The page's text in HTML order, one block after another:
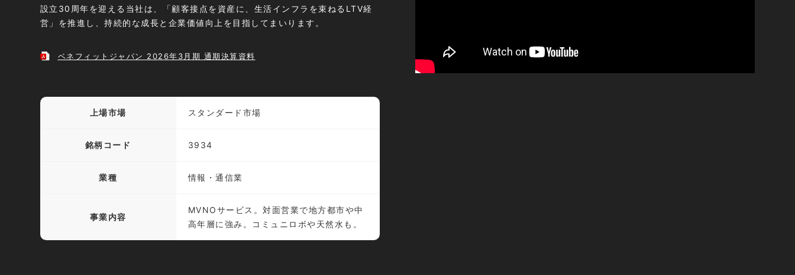
設立30周年を迎える当社は、「顧客接点を資産に、生活インフラを束ねるLTV経
営」を推進し、持続的な成長と企業価値向上を目指してまいります。
ベネフィットジャパン 2026年3月期 通期決算資料
上場市場 スタンダード市場
銘柄コード 3934
業種 情報・通信業
事業内容
MVNOサービス。対面営業で地方都市や中
高年層に強み。コミュニロボや天然水も。